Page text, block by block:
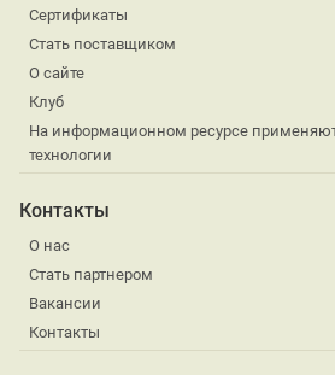
Сертификаты
Стать поставщиком
О сайте
Клуб
На информационном ресурсе
технологии
Контакты
О нас
Стать партнером
Вакансии
Контакты